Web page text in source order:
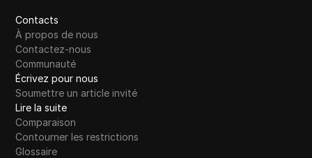
Contacts
À propos de nous
Contactez-nous
Communauté
Écrivez pour nous
Soumettre un article invité
Lire la suite
Comparaison
Contourner les restrictions
Glossaire